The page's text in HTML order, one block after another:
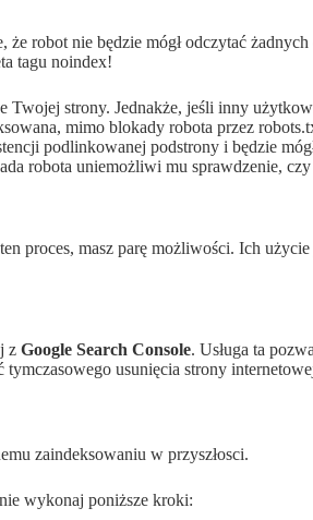
robot nie będzie mógł odczytać
tagu noindex!
strony. Jednakże, jeśli inny
mimo blokady robota przez
podlinkowanej podstrony i będzie
robota uniemożliwi mu sprawdzenie,
proces, masz parę możliwości. Ich użycie
z Google Search Console. Usługa ta
usunięcia strony
zaindeksowaniu w przyszłosci.
wykonaj poniższe kroki: